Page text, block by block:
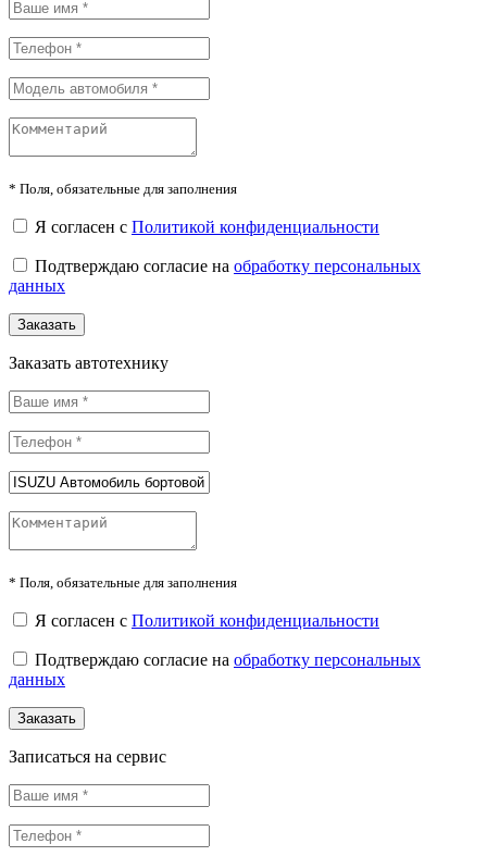
* Поля, обязательные для заполнения
Я согласен с Политикой конфиденциальности
Подтверждаю согласие на обработку персональных
данных
Заказать
Заказать автотехнику
* Поля, обязательные для заполнения
Я согласен с Политикой конфиденциальности
Подтверждаю согласие на обработку персональных
данных
Заказать
Записаться на сервис